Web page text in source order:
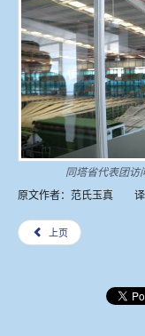
同塔省代表团访
原文作者：范氏玉真 译
上页